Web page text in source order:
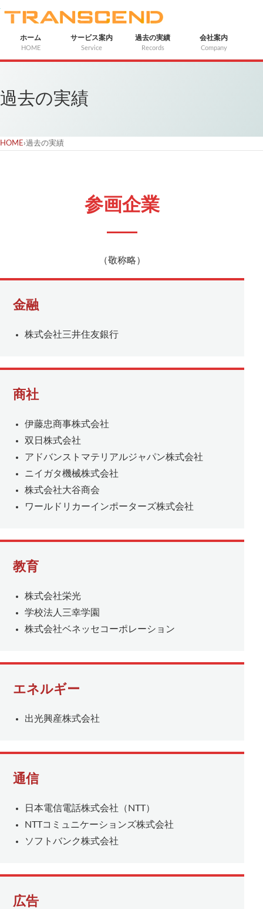
ホーム
HOME
サービス案内
Service
過去の実績
Records
会社案内
Company
過去の実績
HOME›過去の実績
参画企業
（敬称略）
金融
株式会社三井住友銀行
商社
伊藤忠商事株式会社
双日株式会社
アドバンストマテリアルジャパン株式会社
ニイガタ機械株式会社
株式会社大谷商会
ワールドリカーインポーターズ株式会社
教育
株式会社栄光
学校法人三幸学園
株式会社ベネッセコーポレーション
エネルギー
出光興産株式会社
通信
日本電信電話株式会社（NTT）
NTTコミュニケーションズ株式会社
ソフトバンク株式会社
広告